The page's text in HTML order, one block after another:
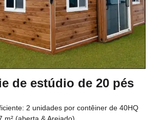
de estúdio de 20 pés
2 unidades por contêiner de 40HQ